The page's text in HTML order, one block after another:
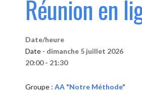
Réunion en
Date/heure
Date - dimanche 5 juillet 2026
20:00 - 21:30
Groupe : AA "Notre Méthode"